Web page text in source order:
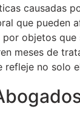
causadas
que pueden
objetos
meses de
refleje no solo